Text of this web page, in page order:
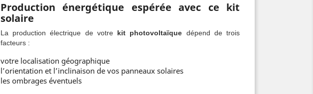
Production énergétique espérée avec ce kit
solaire
La production électrique de votre kit photovoltaïque dépend de trois
facteurs :
votre localisation géographique
l’orientation et l’inclinaison de vos panneaux solaires
les ombrages éventuels